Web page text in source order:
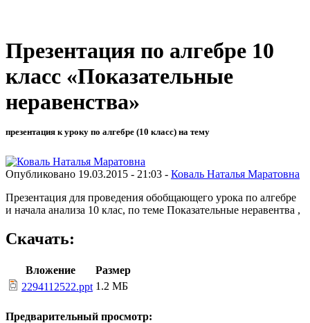
Презентация по алгебре 10
класс «Показательные
неравенства»
презентация к уроку по алгебре (10 класс) на тему
Опубликовано 19.03.2015 - 21:03 - Коваль Наталья Маратовна
Презентация для проведения обобщающего урока по алгебре
и начала анализа 10 клас, по теме Показательные неравентва ,
Скачать:
Вложение
Размер
2294112522.ppt 1.2 МБ
Предварительный просмотр: